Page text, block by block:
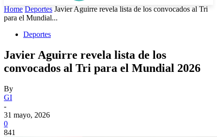
Home Deportes Javier Aguirre revela lista de los convocados al Tri
para el Mundial...
Deportes
Javier Aguirre revela lista de los
convocados al Tri para el Mundial 2026
By
GI
-
31 mayo, 2026
0
841